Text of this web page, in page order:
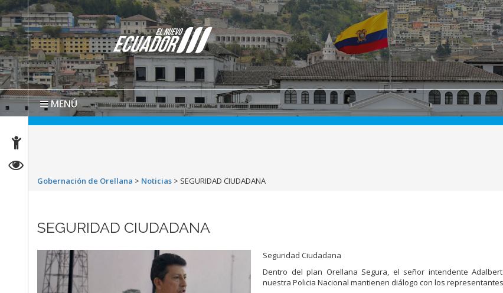
MENÚ
Gobernación de Orellana > Noticias > SEGURIDAD CIUDADANA
SEGURIDAD CIUDADANA
Seguridad Ciudadana
Dentro del plan Orellana Segura, el señor intendente
nuestra Policia Nacional mantienen diálogo con los